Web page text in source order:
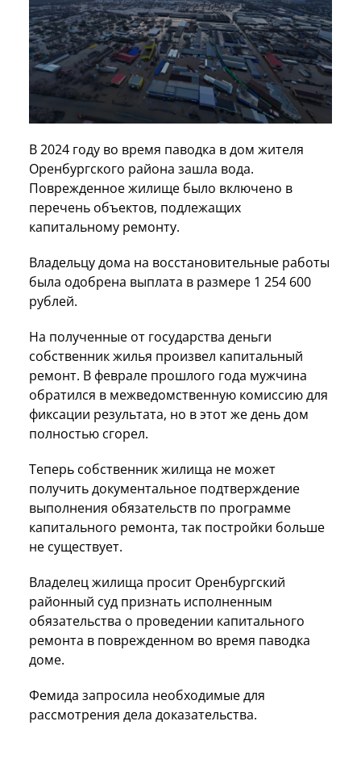
В 2024 году во время паводка в дом жителя
Оренбургского района зашла вода.
Поврежденное жилище было включено в
перечень объектов, подлежащих
капитальному ремонту.
Владельцу дома на восстановительные работы
была одобрена выплата в размере 1 254 600
рублей.
На полученные от государства деньги
собственник жилья произвел капитальный
ремонт. В феврале прошлого года мужчина
обратился в межведомственную комиссию для
фиксации результата, но в этот же день дом
полностью сгорел.
Теперь собственник жилища не может
получить документальное подтверждение
выполнения обязательств по программе
капитального ремонта, так постройки больше
не существует.
Владелец жилища просит Оренбургский
районный суд признать исполненным
обязательства о проведении капитального
ремонта в поврежденном во время паводка
доме.
Фемида запросила необходимые для
рассмотрения дела доказательства.